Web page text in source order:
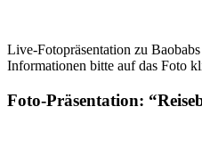
Live-Fotopräsentation zu
Informationen bitte auf das Foto
Foto-Präsentation: